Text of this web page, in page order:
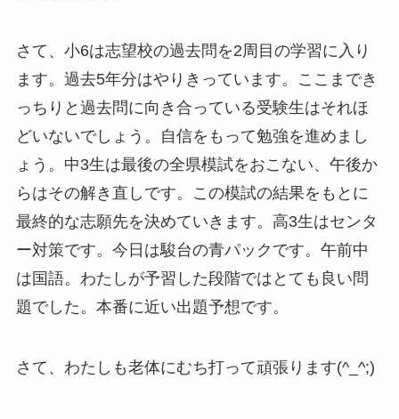
さて、小6は志望校の過去問を2周目の学習に入り
ます。過去5年分はやりきっています。ここまでき
っちりと過去問に向き合っている受験生はそれほ
どいないでしょう。自信をもって勉強を進めまし
ょう。中3生は最後の全県模試をおこない、午後か
らはその解き直しです。この模試の結果をもとに
最終的な志願先を決めていきます。高3生はセンタ
ー対策です。今日は駿台の青パックです。午前中
は国語。わたしが予習した段階ではとても良い問
題でした。本番に近い出題予想です。
さて、わたしも老体にむち打って頑張ります(^_^;)